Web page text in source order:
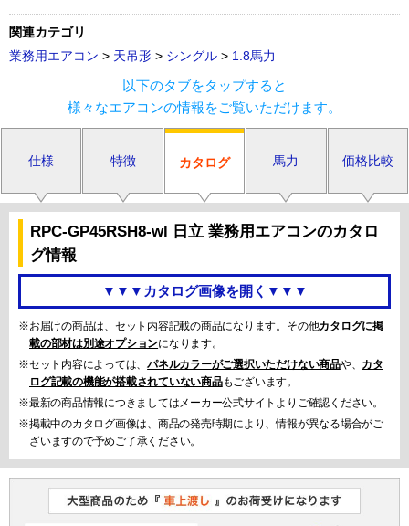
関連カテゴリ
業務用エアコン > 天吊形 > シングル > 1.8馬力
以下のタブをタップすると
様々なエアコンの情報をご覧いただけます。
仕様 特徴 カタログ 馬力 価格比較
RPC-GP45RSH8-wl 日立 業務用エアコンのカタロ
グ情報
▼▼▼カタログ画像を開く▼▼▼
※お届けの商品は、セット内容記載の商品になります。その他カタログに掲
載の部材は別途オプションになります。
※セット内容によっては、パネルカラーがご選択いただけない商品や、 カタ
ログ記載の機能が搭載されていない商品もございます。
※最新の商品情報につきましてはメーカー公式サイトよりご確認ください。
※掲載中のカタログ画像は、商品の発売時期により、情報が異なる場合がご
ざいますので予めご了承ください。